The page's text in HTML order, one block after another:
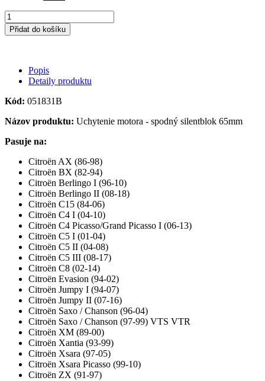
Přidat do košíku
Popis
Detaily produktu
Kód: 051831B
Názov produktu: Uchytenie motora - spodný silentblok 65mm
Pasuje na:
Citroën AX (86-98)
Citroën BX (82-94)
Citroën Berlingo I (96-10)
Citroën Berlingo II (08-18)
Citroën C15 (84-06)
Citroën C4 I (04-10)
Citroën C4 Picasso/Grand Picasso I (06-13)
Citroën C5 I (01-04)
Citroën C5 II (04-08)
Citroën C5 III (08-17)
Citroën C8 (02-14)
Citroën Evasion (94-02)
Citroën Jumpy I (94-07)
Citroën Jumpy II (07-16)
Citroën Saxo / Chanson (96-04)
Citroën Saxo / Chanson (97-99) VTS VTR
Citroën XM (89-00)
Citroën Xantia (93-99)
Citroën Xsara (97-05)
Citroën Xsara Picasso (99-10)
Citroën ZX (91-97)